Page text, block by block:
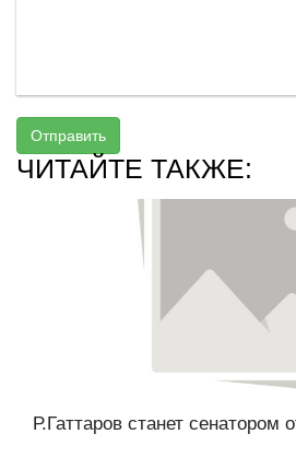
Отправить
ЧИТАЙТЕ ТАКЖЕ:
Р.Гаттаров станет сенатором